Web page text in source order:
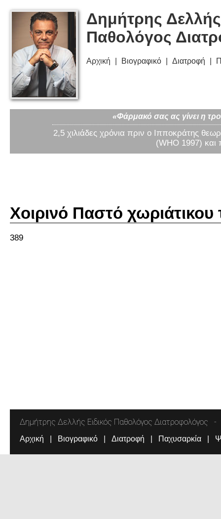
Δημήτρης
Παθολόγος
Αρχική Βιογραφικό Διατροφή
«Φάρμακό σας ας γίνει η
2,5 χιλιάδες χρόνια πριν ο Ιπποκράτης
(WHO 1997) και
Χοιρινό Παστό
389
Δημήτρης Δελλής Ειδικός Παθολόγος Διατροφολόγος
Αρχική Βιογραφικό Διατροφή Παχυσαρκία